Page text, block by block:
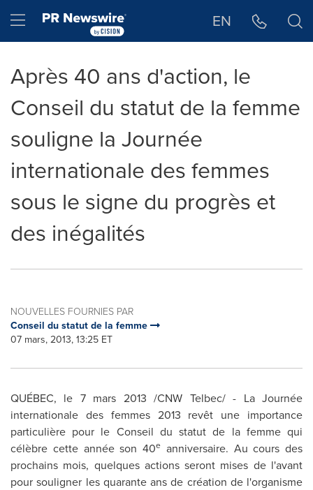
Hamburger menu EN
Après 40 ans d'action, le
Conseil du statut de la femme
souligne la Journée
internationale des femmes
sous le signe du progrès et
des inégalités
NOUVELLES FOURNIES PAR
Conseil du statut de la femme
07 mars, 2013, 13:25 ET
QUÉBEC, le 7 mars 2013 /CNW Telbec/ - La Journée
internationale des femmes 2013 revêt une importance
particulière pour le Conseil du statut de la femme qui
célèbre cette année son 40e anniversaire. Au cours des
prochains mois, quelques actions seront mises de l'avant
pour souligner les quarante ans de création de l'organisme